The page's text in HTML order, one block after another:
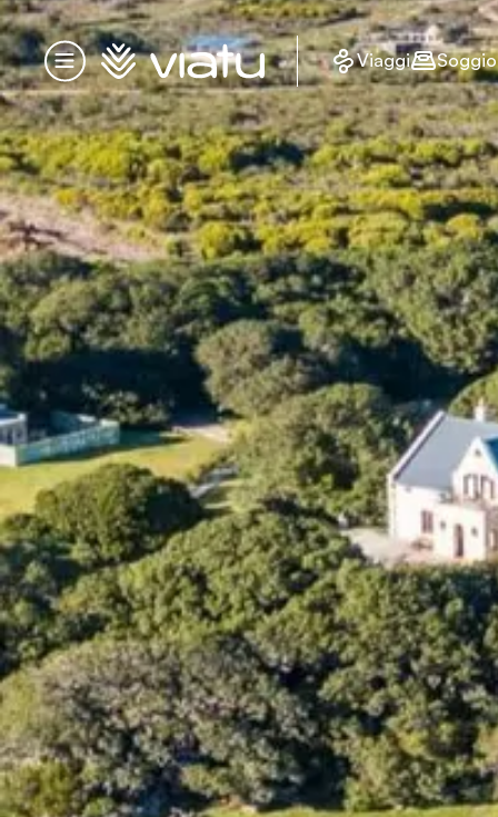
Menu
Homepage Viaggi